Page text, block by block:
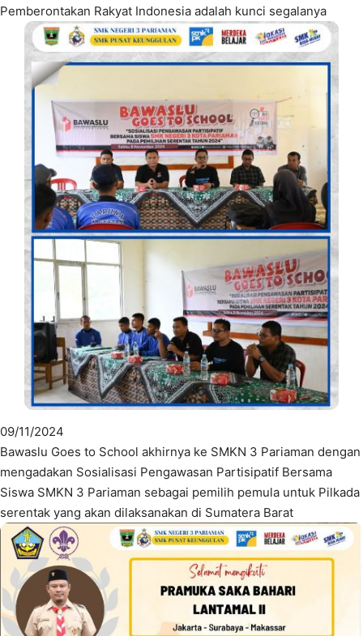
Pemberontakan Rakyat Indonesia adalah kunci segalanya
09/11/2024
Bawaslu Goes to School akhirnya ke SMKN 3 Pariaman dengan
mengadakan Sosialisasi Pengawasan Partisipatif Bersama
Siswa SMKN 3 Pariaman sebagai pemilih pemula untuk Pilkada
serentak yang akan dilaksanakan di Sumatera Barat